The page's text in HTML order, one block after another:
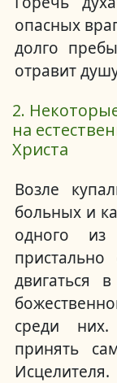
опасных
долго
отравит
2.
на
Христа
Возле
больных и
одного
двигаться
среди них.
принять